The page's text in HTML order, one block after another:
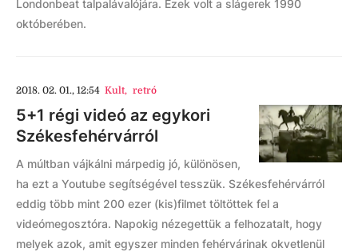
Londonbeat talpalávalójára. Ezek volt a slágerek 1990
októberében.
2018. 02. 01., 12:54 Kult, retró
5+1 régi videó az egykori
Székesfehérvárról
A múltban vájkálni márpedig jó, különösen,
ha ezt a Youtube segítségével tesszük. Székesfehérvárról
eddig több mint 200 ezer (kis)filmet töltöttek fel a
videómegosztóra. Napokig nézegettük a felhozatalt, hogy
melyek azok, amit egyszer minden fehérvárinak okvetlenül